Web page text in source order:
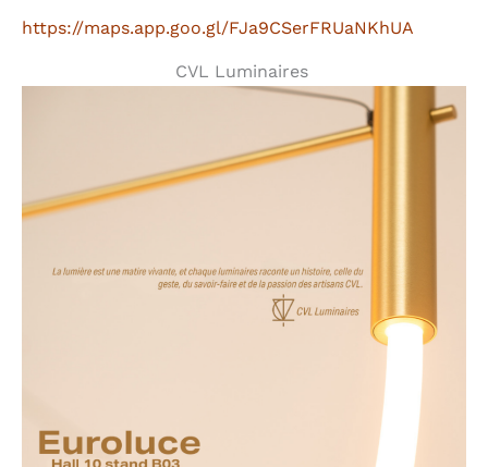
https://maps.app.goo.gl/FJa9CSerFRUaNKhUA
CVL Luminaires